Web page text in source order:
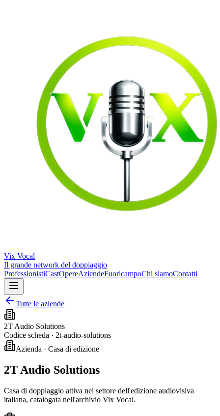
Vix Vocal
Il grande network del doppiaggio
ProfessionistiCastOpereAziendeFuoricampoChi siamoContatti
Tutte le aziende
2T Audio Solutions
Codice scheda · 2t-audio-solutions
Azienda · Casa di edizione
2T Audio Solutions
Casa di doppiaggio attiva nel settore dell'edizione audiovisiva
italiana, catalogata nell'archivio Vix Vocal.